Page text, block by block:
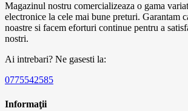
Magazinul nostru comercializeaza o gama
electronice la cele mai bune preturi. Garantam
noastre si facem eforturi continue pentru a
nostri.
Ai intrebari? Ne gasesti la:
0775542585
Informaţii